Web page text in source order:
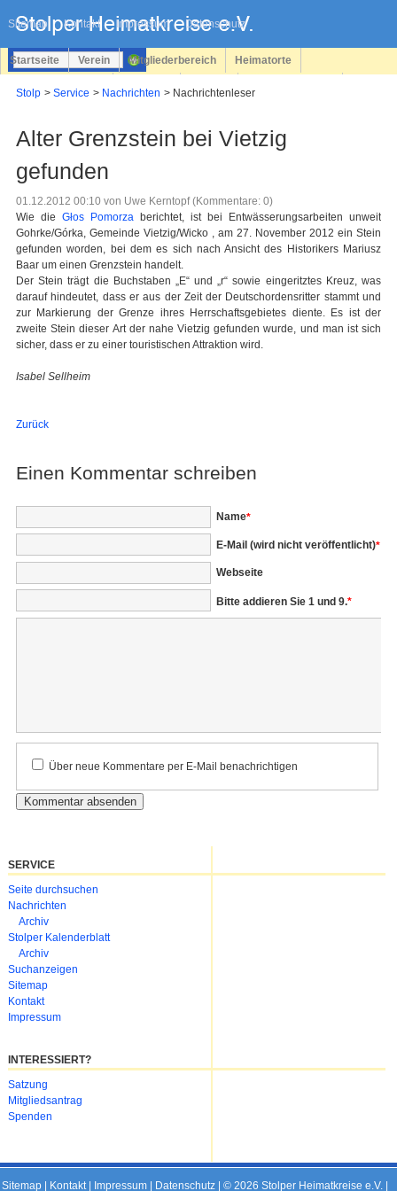
Sitemap Kontakt Impressum Datenschutz
überspringen
Startseite Verein Mitgliederbereich Heimatorte
Stolp Service Nachrichten Nachrichtenleser
Alter Grenzstein bei Vietzig
gefunden
01.12.2012 00:10 von Uwe Kerntopf (Kommentare: 0)
Wie die Głos Pomorza berichtet, ist bei Entwässerungsarbeiten unweit
Gohrke/Górka, Gemeinde Vietzig/Wicko , am 27. November 2012 ein Stein
gefunden worden, bei dem es sich nach Ansicht des Historikers Mariusz
Baar um einen Grenzstein handelt.
Der Stein trägt die Buchstaben „E“ und „r“ sowie eingeritztes Kreuz, was
darauf hindeutet, dass er aus der Zeit der Deutschordensritter stammt und
zur Markierung der Grenze ihres Herrschaftsgebietes diente. Es ist der
zweite Stein dieser Art der nahe Vietzig gefunden wurde, und man ist sich
sicher, dass er zu einer touristischen Attraktion wird.
Isabel Sellheim
Zurück
Einen Kommentar schreiben
Pflichtfeld
Name*
Pflichtfeld
E-Mail (wird nicht veröffentlicht)*
Webseite
Bitte addieren Sie 1 und 9.*
Kommentar
Über neue Kommentare per E-Mail benachrichtigen
SERVICE
Navigation
überspringen
Seite durchsuchen
Nachrichten
Archiv
Stolper Kalenderblatt
Archiv
Suchanzeigen
Sitemap
Kontakt
Impressum
INTERESSIERT?
Navigation
überspringen
Satzung
Mitgliedsantrag
Spenden
Sitemap| Kontakt| Impressum| Datenschutz| © 2026 Stolper Heimatkreise e.V. |